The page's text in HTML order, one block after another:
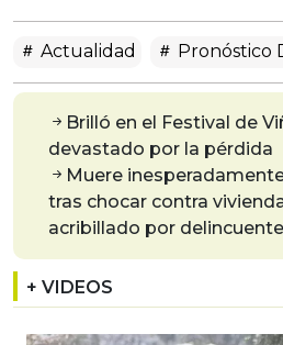
Actualidad Pronóstico
Brilló en el Festival de
devastado por la pérdida
Muere
tras chocar contra
acribillado por
+ VIDEOS